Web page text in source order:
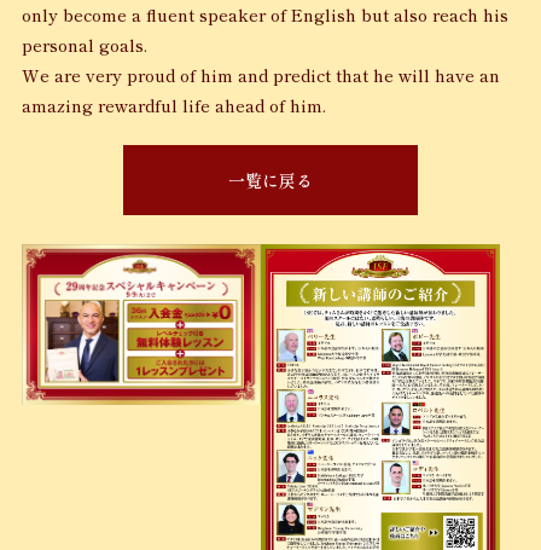
only become a fluent speaker of English but also reach his
personal goals.
We are very proud of him and predict that he will have an
amazing rewardful life ahead of him.
一覧に戻る